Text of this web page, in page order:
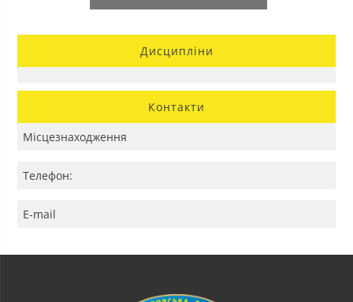
Дисципліни
Контакти
Місцезнаходження
Телефон:
E-mail